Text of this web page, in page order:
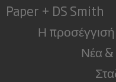
Paper + DS Smith
Η προσέγγισή
Νέα &